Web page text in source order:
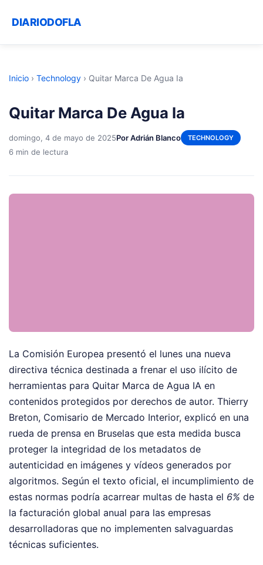
DIARIODOFLA
Inicio › Technology › Quitar Marca De Agua Ia
Quitar Marca De Agua Ia
domingo, 4 de mayo de 2025Por Adrián Blanco TECHNOLOGY
6 min de lectura
La Comisión Europea presentó el lunes una nueva
directiva técnica destinada a frenar el uso ilícito de
herramientas para Quitar Marca de Agua IA en
contenidos protegidos por derechos de autor. Thierry
Breton, Comisario de Mercado Interior, explicó en una
rueda de prensa en Bruselas que esta medida busca
proteger la integridad de los metadatos de
autenticidad en imágenes y vídeos generados por
algoritmos. Según el texto oficial, el incumplimiento de
estas normas podría acarrear multas de hasta el 6% de
la facturación global anual para las empresas
desarrolladoras que no implementen salvaguardas
técnicas suficientes.